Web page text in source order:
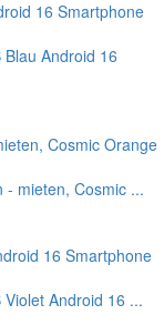
Android 16
- mieten, Cosmic ...
Android 16 ...